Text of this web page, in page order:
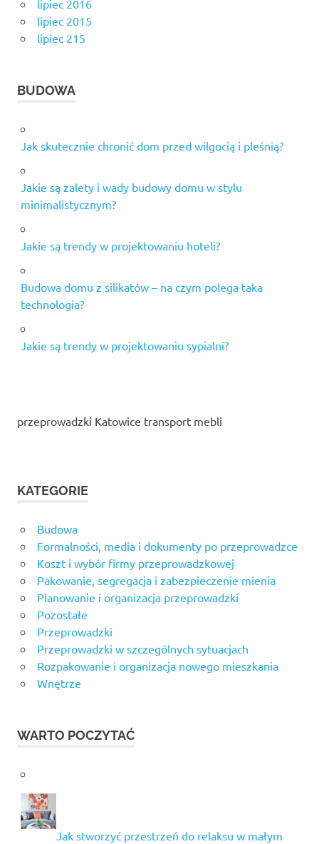
lipiec 2016
lipiec 2015
lipiec 215
BUDOWA
Jak skutecznie chronić dom przed wilgocią i pleśnią?
Jakie są zalety i wady budowy domu w stylu
minimalistycznym?
Jakie są trendy w projektowaniu hoteli?
Budowa domu z silikatów – na czym polega taka
technologia?
Jakie są trendy w projektowaniu sypialni?
przeprowadzki Katowice transport mebli
KATEGORIE
Budowa
Formalności, media i dokumenty po przeprowadzce
Koszt i wybór firmy przeprowadzkowej
Pakowanie, segregacja i zabezpieczenie mienia
Planowanie i organizacja przeprowadzki
Pozostałe
Przeprowadzki
Przeprowadzki w szczególnych sytuacjach
Rozpakowanie i organizacja nowego mieszkania
Wnętrze
WARTO POCZYTAĆ
Jak stworzyć przestrzeń do relaksu w małym